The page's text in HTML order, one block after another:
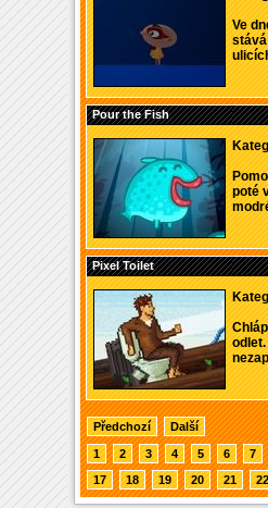
Ve
stává
Pour the Fish
poté
Pixel Toilet
Předchozí Další
1 2 3 4 5 6
7
17
18 19 20 21 22